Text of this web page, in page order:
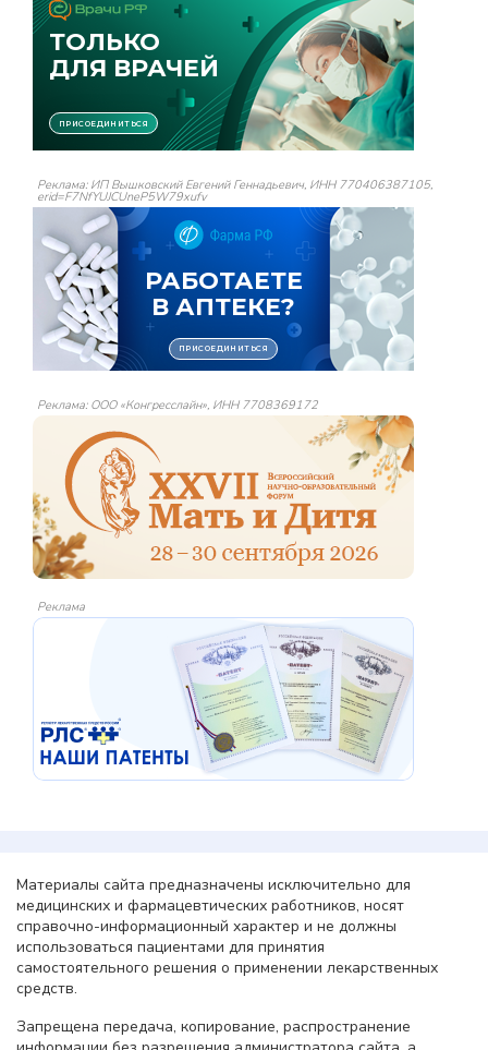
Реклама: ИП Вышковский Евгений Геннадьевич, ИНН 770406387105,
erid=F7NfYUJCUneP5W79xufv
Реклама: ООО «Конгресслайн», ИНН 7708369172
Реклама
Материалы сайта предназначены исключительно для
медицинских и фармацевтических работников, носят
справочно-информационный характер и не должны
использоваться пациентами для принятия
самостоятельного решения о применении лекарственных
средств.
Запрещена передача, копирование, распространение